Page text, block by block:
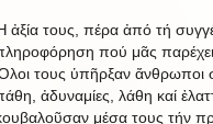
ἀξία τους, πέρα ἀπό τή
πού μᾶς
τους ὑπῆρξαν ἄνθρωποι
ἀδυναμίες, λάθη καί
μέσα τους τήν